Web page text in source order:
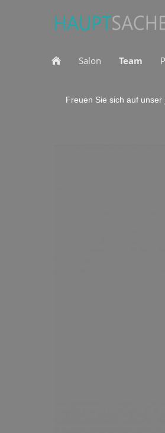
Salon Team
Freuen Sie sich auf